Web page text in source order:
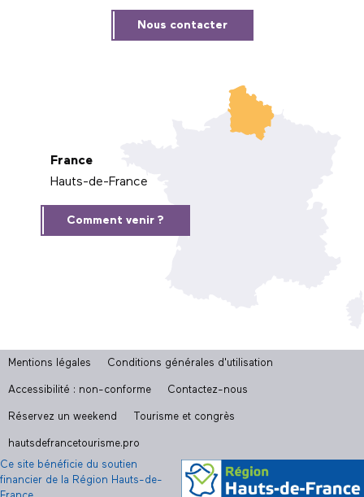
Nous contacter
France
Hauts-de-France
Comment venir ?
Mentions légales Conditions générales d'utilisation
Accessibilité : non-conforme Contactez-nous
Réservez un weekend Tourisme et congrès
hautsdefrancetourisme.pro
Ce site bénéficie du soutien
financier de la Région Hauts-de-